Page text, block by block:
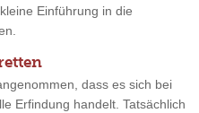
Einführung in die
dass es sich bei
Erfindung handelt. Tatsächlich